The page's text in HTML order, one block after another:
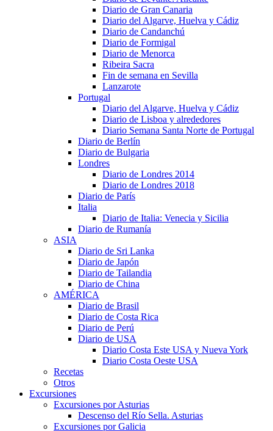
Diario de Gran Canaria
Diario del Algarve, Huelva y Cádiz
Diario de Candanchú
Diario de Formigal
Diario de Menorca
Ribeira Sacra
Fin de semana en Sevilla
Lanzarote
Portugal
Diario del Algarve, Huelva y Cádiz
Diario de Lisboa y alrededores
Diario Semana Santa Norte de Portugal
Diario de Berlín
Diario de Bulgaria
Londres
Diario de Londres 2014
Diario de Londres 2018
Diario de París
Italia
Diario de Italia: Venecia y Sicilia
Diario de Rumanía
ASIA
Diario de Sri Lanka
Diario de Japón
Diario de Tailandia
Diario de China
AMÉRICA
Diario de Brasil
Diario de Costa Rica
Diario de Perú
Diario de USA
Diario Costa Este USA y Nueva York
Diario Costa Oeste USA
Recetas
Otros
Excursiones
Excursiones por Asturias
Descenso del Río Sella. Asturias
Excursiones por Galicia